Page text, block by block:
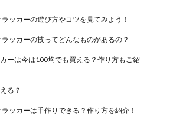
ッカーの遊び方やコツを見てみよう！
ッカーの技ってどんなものがあるの？
ーは今は100均でも買える？作り方もご紹
る？
ッカーは手作りできる？作り方を紹介！